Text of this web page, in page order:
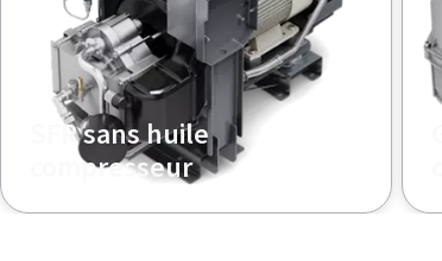
SFR sans huile
compresseur